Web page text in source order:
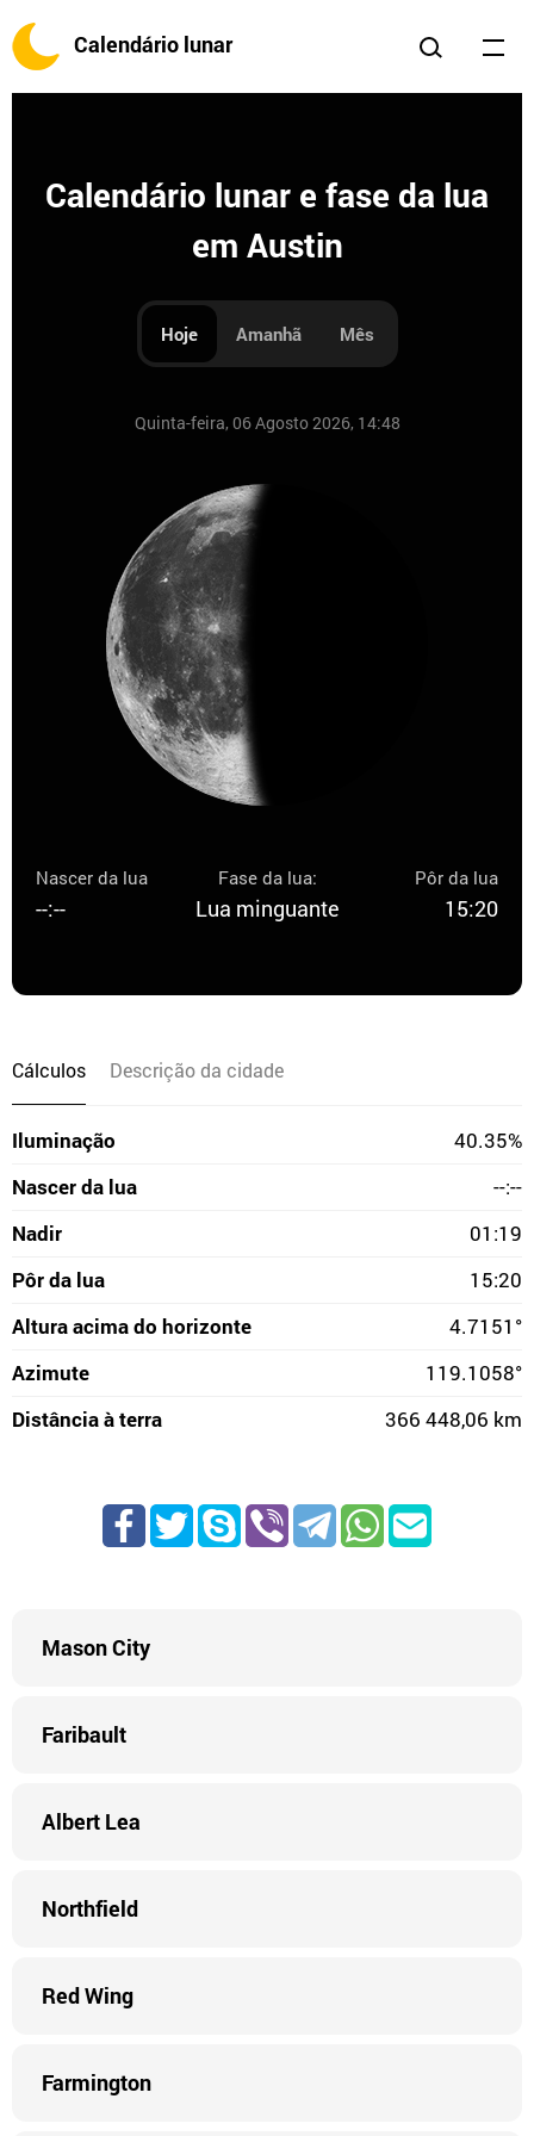
Calendário lunar
Calendário lunar e fase da lua
em Austin
Hoje Amanhã Mês
Quinta-feira, 06 Agosto 2026, 14:48
Nascer da lua
--:--
Fase da lua:
Lua minguante
Pôr da lua
15:20
Cálculos Descrição da cidade
Iluminação
40.35%
Nascer da lua
--:--
Nadir
01:19
Pôr da lua
15:20
Altura acima do horizonte
4.7151°
Azimute
119.1058°
Distância à terra
366 448,06 km
Mason City
Faribault
Albert Lea
Northfield
Red Wing
Farmington